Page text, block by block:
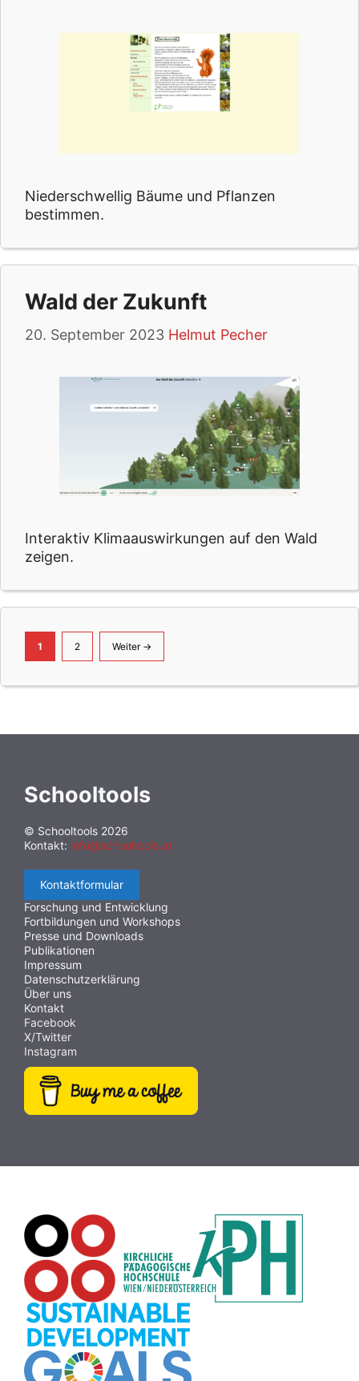
Niederschwellig Bäume und Pflanzen
bestimmen.
Wald der Zukunft
20. September 2023 Helmut Pecher
Interaktiv Klimaauswirkungen auf den Wald
zeigen.
Seite
1 Seite
2 Weiter →
Schooltools
© Schooltools 2026
Kontakt: info@schooltools.at
Kontaktformular
Forschung und Entwicklung
Fortbildungen und Workshops
Presse und Downloads
Publikationen
Impressum
Datenschutzerklärung
Über uns
Kontakt
Facebook
X/Twitter
Instagram